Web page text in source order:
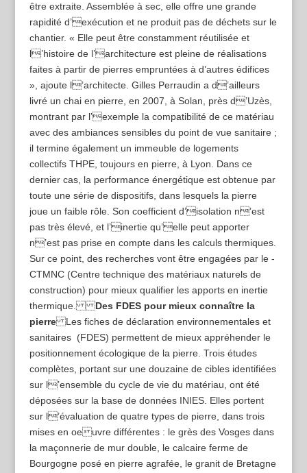
être extraite. Assemblée à sec, elle offre une grande
rapidité d’exécution et ne produit pas de déchets sur le
chantier. « Elle peut être constamment réutilisée et
l’histoire de l’architecture est pleine de réalisations
faites à partir de pierres empruntées à d’autres édifices
», ajoute l’architecte. ­Gilles ­Perraudin a d’ailleurs
livré un chai en pierre, en 2007, à Solan, près d’Uzès,
montrant par l’exemple la compatibilité de ce matériau
avec des ambiances sensibles du point de vue sanitaire ;
il termine également un immeuble de logements
collectifs THPE, toujours en pierre, à Lyon. Dans ce
dernier cas, la performance énergétique est obtenue par
toute une série de dispositifs, dans lesquels la pierre
joue un faible rôle. Son coefficient d’isolation n’est
pas très élevé, et l’inertie qu’elle peut apporter
n’est pas prise en compte dans les calculs thermiques.
Sur ce point, des recherches vont être engagées par le ­
CTMNC (Centre technique des matériaux naturels de
construction) pour mieux qualifier les apports en inertie
thermique.Des FDES pour mieux connaître la
pierreLes fiches de déclaration environnementales et
sanitaires (FDES) permettent de mieux appréhender le
positionnement écologique de la pierre. Trois études
complètes, portant sur une douzaine de cibles identifiées
sur l’ensemble du cycle de vie du matériau, ont été
déposées sur la base de données INIES. Elles portent
sur l’évaluation de quatre types de pierre, dans trois
mises en oeuvre différentes : le grès des Vosges dans
la maçonnerie de mur double, le calcaire ferme de
Bourgogne posé en pierre agrafée, le granit de Bretagne